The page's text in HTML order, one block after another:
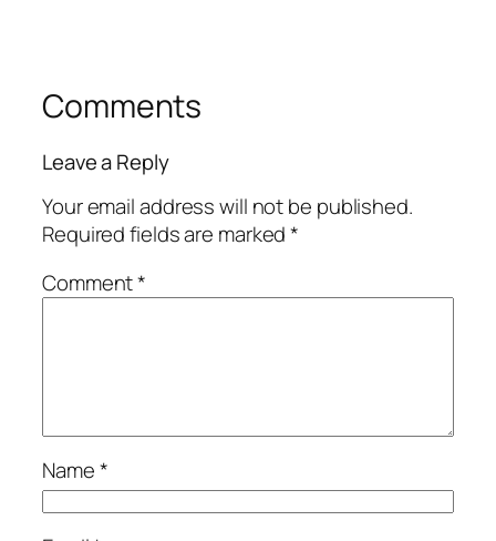
Comments
Leave a Reply
Your email address will not be published.
Required fields are marked*
Comment*
Name*